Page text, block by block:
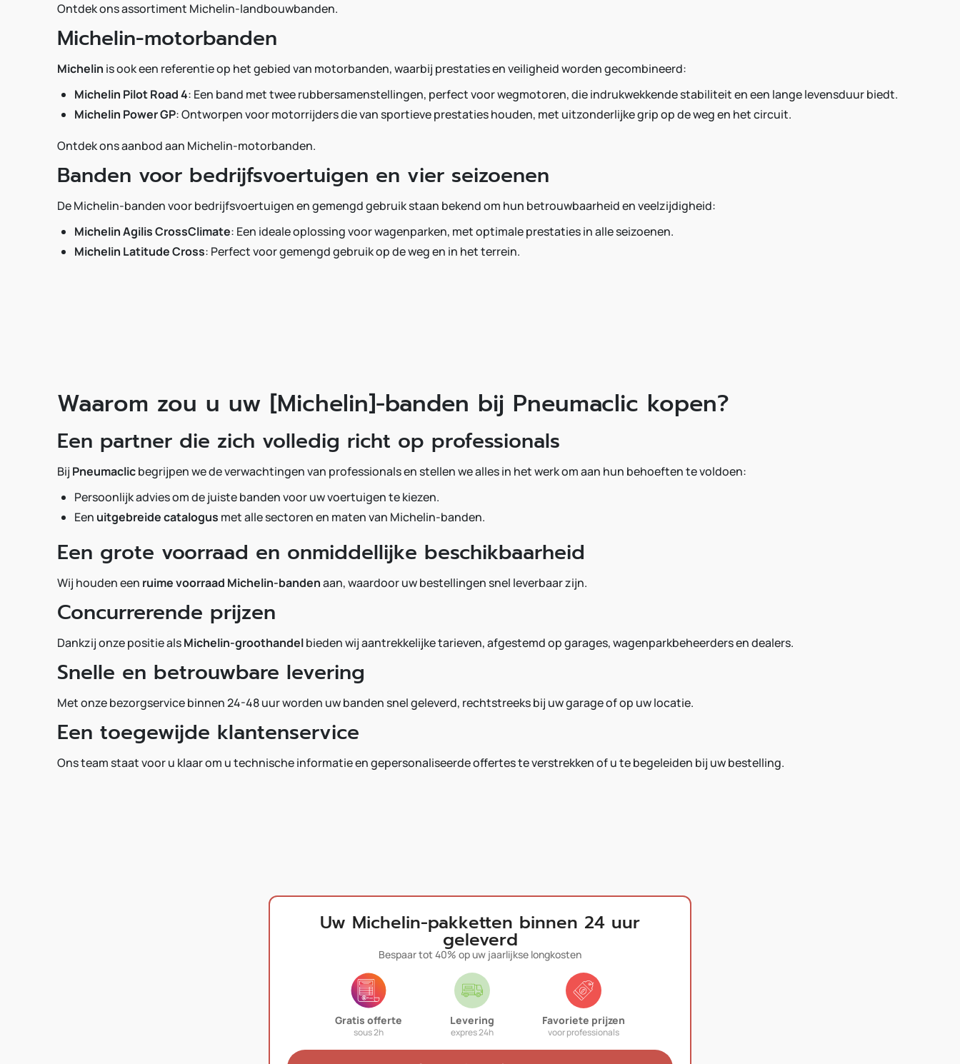
Ontdek ons assortiment Michelin-landbouwbanden.
Michelin-motorbanden
Michelin is ook een referentie op het gebied van motorbanden, waarbij prestaties en veiligheid worden gecombineerd:
Michelin Pilot Road 4: Een band met twee rubbersamenstellingen, perfect voor wegmotoren, die indrukwekkende stabiliteit en een lange levensduur biedt.
Michelin Power GP: Ontworpen voor motorrijders die van sportieve prestaties houden, met uitzonderlijke grip op de weg en het circuit.
Ontdek ons aanbod aan Michelin-motorbanden.
Banden voor bedrijfsvoertuigen en vier seizoenen
De Michelin-banden voor bedrijfsvoertuigen en gemengd gebruik staan bekend om hun betrouwbaarheid en veelzijdigheid:
Michelin Agilis CrossClimate: Een ideale oplossing voor wagenparken, met optimale prestaties in alle seizoenen.
Michelin Latitude Cross: Perfect voor gemengd gebruik op de weg en in het terrein.
Waarom zou u uw [Michelin]-banden bij Pneumaclic kopen?
Een partner die zich volledig richt op professionals
Bij Pneumaclicbegrijpen we de verwachtingen van professionals en stellen we alles in het werk om aan hun behoeften te voldoen:
Persoonlijk advies om de juiste banden voor uw voertuigen te kiezen.
Een uitgebreide catalogus met alle sectoren en maten van Michelin-banden.
Een grote voorraad en onmiddellijke beschikbaarheid
Wij houden een ruime voorraad Michelin-bandenaan, waardoor uw bestellingen snel leverbaar zijn.
Concurrerende prijzen
Dankzij onze positie alsMichelin-groothandelbieden wij aantrekkelijke tarieven, afgestemd op garages, wagenparkbeheerders en dealers.
Snelle en betrouwbare levering
Met onze bezorgservice binnen 24-48 uur worden uw banden snel geleverd, rechtstreeks bij uw garage of op uw locatie.
Een toegewijde klantenservice
Ons team staat voor u klaar om u technische informatie en gepersonaliseerde offertes te verstrekken of u te begeleiden bij uw bestelling.
Uw Michelin-pakketten binnen 24 uur
geleverd
Bespaar tot 40% op uw jaarlijkse longkosten
Gratis offerte
sous 2h
Levering
expres 24h
Favoriete prijzen
voor professionals